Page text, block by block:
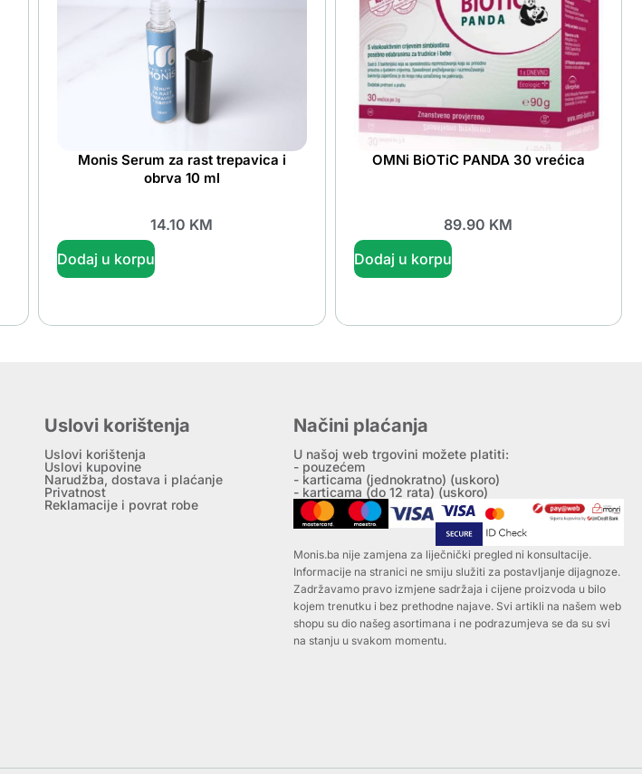
Monis Serum za rast trepavica i
obrva 10 ml
14.10 KM
Dodaj u korpu
OMNi BiOTiC PANDA 30 vrećica
89.90 KM
Dodaj u korpu
Uslovi korištenja
Uslovi korištenja
Uslovi kupovine
Narudžba, dostava i plaćanje
Privatnost
Reklamacije i povrat robe
Načini plaćanja
U našoj web trgovini možete platiti:
- pouzećem
- karticama (jednokratno) (uskoro)
- karticama (do 12 rata) (uskoro)
Monis.ba nije zamjena za liječnički pregled ni konsultacije.
Informacije na stranici ne smiju služiti za postavljanje dijagnoze.
Zadržavamo pravo izmjene sadržaja i cijene proizvoda u bilo
kojem trenutku i bez prethodne najave. Svi artikli na našem web
shopu su dio našeg asortimana i ne podrazumjeva se da su svi
na stanju u svakom momentu.